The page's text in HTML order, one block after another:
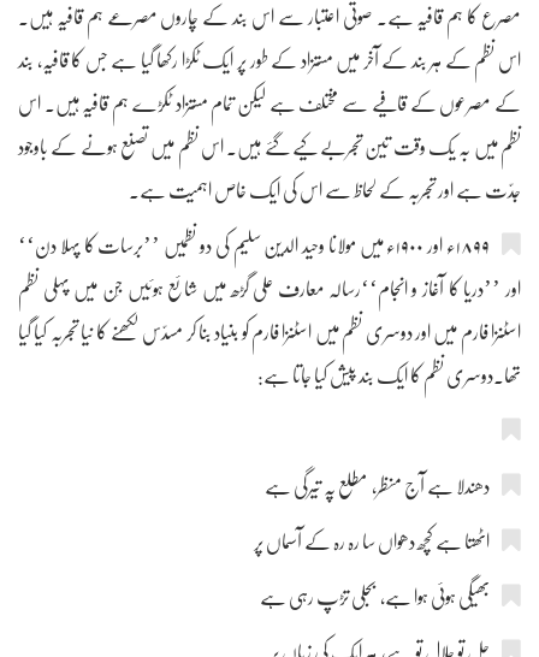
مصرع کا ہم قافیہ ہے۔ صوتی اعتبار سے اس بند کے چاروں مصرعے ہم قافیہ ہیں۔
اس نظم کے ہر بند کے آخر میں مستزاد کے طور پر ایک ٹکڑا رکھا گیا ہے جس کا قافیہ، بند
کے مصرعوں کے قافیے سے مختلف ہے لیکن تمام مستزاد ٹکڑے ہم قافیہ ہیں۔ اس
نظم میں بہ یک وقت تین تجربے کیے گئے ہیں۔ اس نظم میں تصنع ہونے کے باوجود
جدّت ہے اور تجربہ کے لحاظ سے اس کی ایک خاص اہمیت ہے۔
۱۸۹۹ء اور ۱۹۰۰ء میں مولانا وحید الدین سلیم کی دو نظمیں ’’برسات کا پہلا دن‘‘
اور ’’دریا کا آغاز و انجام‘‘رسالہ معارف علی گڑھ میں شائع ہوئیں جِن میں پہلی نظم
اسٹنزا فارم میں اور دوسری نظم میں اسٹنزا فارم کو بنیاد بنا کر مسدّس لکھنے کا نیا تجربہ کیا گیا
تھا۔دوسری نظم کا ایک بند پیش کیا جاتا ہے:
دھندلا ہے آج منظر، مطلع پہ تیرگی ہے
اٹھتا ہے کچھ دھواں سا رہ رہ کے آسماں پر
بھیگی ہوئی ہوا ہے، بجلی تڑپ رہی ہے
جل تو جلال تو ہے، ہر ایک کی زباں پر